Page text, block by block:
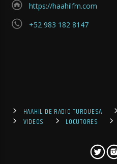
https://haahilfm.com
+52 983 182 8147
HAAHIL DE RADIO TURQUESA
VIDEOS
LOCUTORES